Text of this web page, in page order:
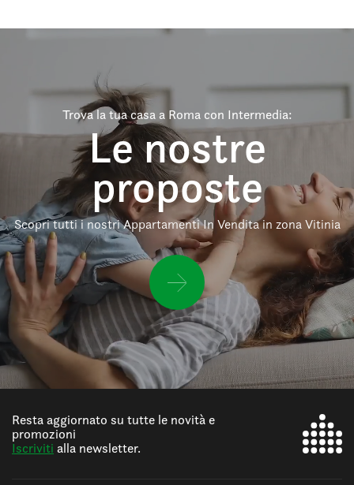
Trova la tua casa a Roma con Intermedia:
Le nostre
proposte
Scopri tutti i nostri Appartamenti In Vendita in zona Vitinia
Resta aggiornato su tutte le novità e
promozioni
Iscriviti alla newsletter.